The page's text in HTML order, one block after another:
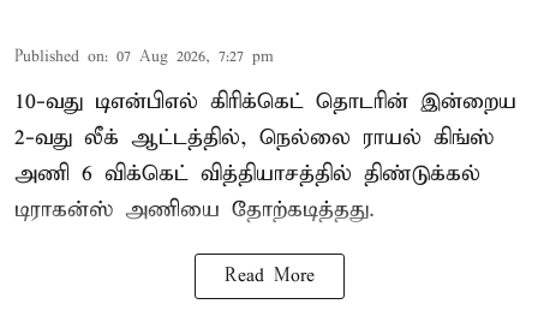
Published on: 07 Aug 2026, 7:27 pm
10-வது டிஎன்பிஎல் கிரிக்கெட் தொடரின் இன்றைய
2-வது லீக் ஆட்டத்தில், நெல்லை ராயல் கிங்ஸ்
அணி 6 விக்கெட் வித்தியாசத்தில் திண்டுக்கல்
டிராகன்ஸ் அணியை தோற்கடித்தது.
Read More